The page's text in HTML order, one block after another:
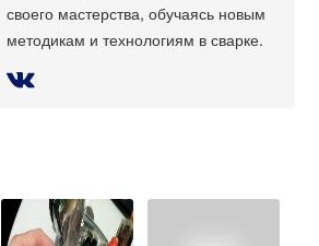
своего мастерства, обучаясь новым
методикам и технологиям в сварке.